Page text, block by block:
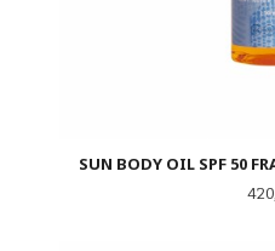
SUN BODY OIL SPF 50
Pris